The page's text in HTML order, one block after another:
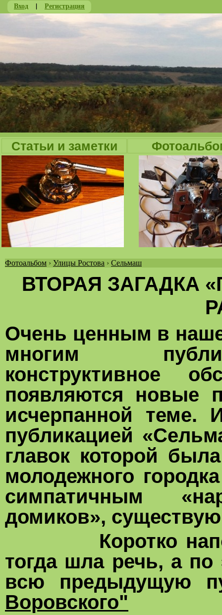
Вход | Регистрация
Статьи и заметки
здесь
Фотоальбом › Улицы Ростова › Сельмаш
ВТОРАЯ ЗАГАДКА
Очень ценным в
многим
конструктивное
появляются новые
исчерпанной теме.
публикацией
главок которой
молодежного
симпатичным
домиков»,
Коротко
тогда шла речь, а
всю предыдущую
Воровского"